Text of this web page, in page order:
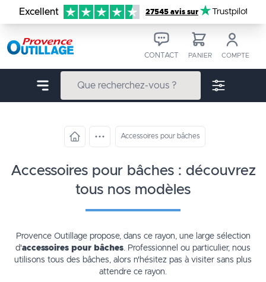
Aller au contenu
Excellent 27545 avis sur Trustpilot
CONTACT PANIER COMPTE
Accessoires pour bâches
accessoires pour bâches : découvrez
tous nos modèles
Provence Outillage propose, dans ce rayon, une large sélection
d'accessoires pour bâches. Professionnel ou particulier, nous
utilisons tous des bâches, alors n'hésitez pas à visiter sans plus
attendre ce rayon.